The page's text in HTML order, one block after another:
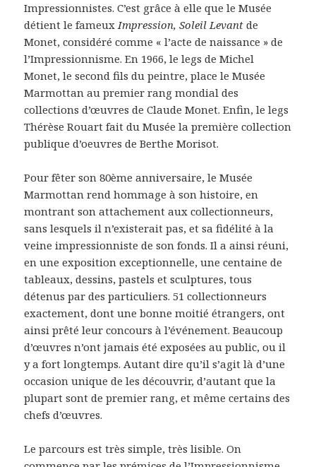
Impressionnistes. C’est grâce à elle que le Musée
détient le fameuxImpression, Soleil Levant de
Monet, considéré comme « l’acte de naissance » de
l’Impressionnisme. En 1966, le legs de Michel
Monet, le second fils du peintre, place le Musée
Marmottan au premier rang mondial des
collections d’œuvres de Claude Monet. Enfin, le legs
Thérèse Rouart fait du Musée la première collection
publique d’oeuvres de Berthe Morisot.
Pour fêter son 80ème anniversaire, le Musée
Marmottan rend hommage à son histoire, en
montrant son attachement aux collectionneurs,
sans lesquels il n’existerait pas, et sa fidélité à la
veine impressionniste de son fonds. Il a ainsi réuni,
en une exposition exceptionnelle, une centaine de
tableaux, dessins, pastels et sculptures, tous
détenus par des particuliers. 51 collectionneurs
exactement, dont une bonne moitié étrangers, ont
ainsi prêté leur concours à l’événement. Beaucoup
d’œuvres n’ont jamais été exposées au public, ou il
y a fort longtemps. Autant dire qu’il s’agit là d’une
occasion unique de les découvrir, d’autant que la
plupart sont de premier rang, et même certains des
chefs d’œuvres.
Le parcours est très simple, très lisible. On